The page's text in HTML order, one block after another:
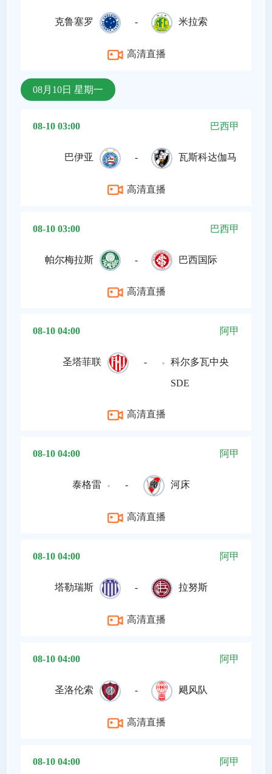
克鲁塞罗 - 米拉索
高清直播
08月10日 星期一
08-10 03:00 巴西甲
巴伊亚 - 瓦斯科达伽马
高清直播
08-10 03:00 巴西甲
帕尔梅拉斯 - 巴西国际
高清直播
08-10 04:00 阿甲
圣塔菲联 - 科尔多瓦中央
SDE
高清直播
08-10 04:00 阿甲
泰格雷 - 河床
高清直播
08-10 04:00 阿甲
塔勒瑞斯 - 拉努斯
高清直播
08-10 04:00 阿甲
圣洛伦索 - 飓风队
高清直播
08-10 04:00 阿甲